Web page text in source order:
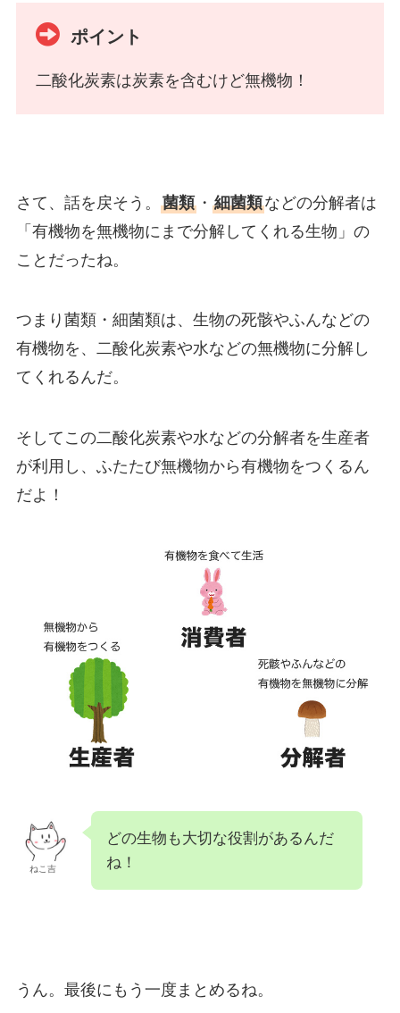
ポイント
二酸化炭素は炭素を含むけど無機物！
さて、話を戻そう。 菌類・ 細菌類などの分解者は
「有機物を無機物にまで分解してくれる生物」の
ことだったね。
つまり菌類・細菌類は、生物の死骸やふんなどの
有機物を、二酸化炭素や水などの無機物に分解し
てくれるんだ。
そしてこの二酸化炭素や水などの分解者を生産者
が利用し、ふたたび無機物から有機物をつくるん
だよ！
ねこ吉
どの生物も大切な役割があるんだ
ね！
うん。最後にもう一度まとめるね。